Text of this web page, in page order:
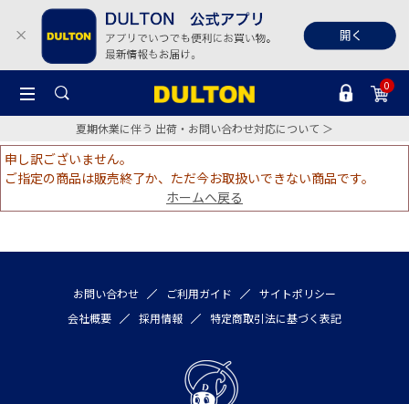
0
夏期休業に伴う 出荷・お問い合わせ対応について ＞
申し訳ございません。
ご指定の商品は販売終了か、ただ今お取扱いできない商品です。
ホームへ戻る
お問い合わせ ご利用ガイド
サイトポリシー
会社概要
採用情報 特定商取引法に基づく表記